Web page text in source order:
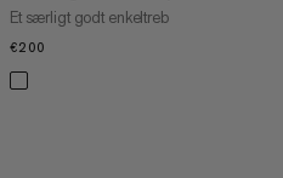
Et særligt godt enkeltreb
€200